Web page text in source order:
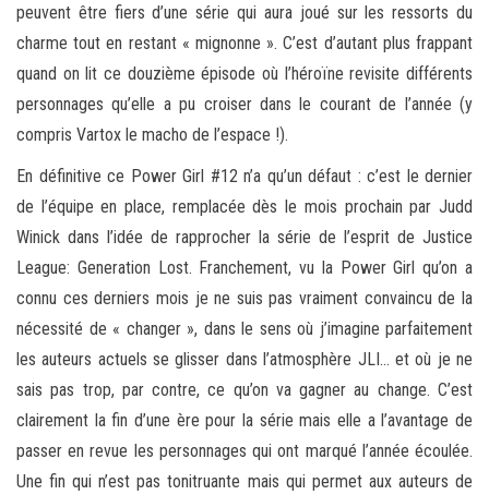
peuvent être fiers d’une série qui aura joué sur les ressorts du
charme tout en restant « mignonne ». C’est d’autant plus frappant
quand on lit ce douzième épisode où l’héroïne revisite différents
personnages qu’elle a pu croiser dans le courant de l’année (y
compris Vartox le macho de l’espace !).
En définitive ce Power Girl #12 n’a qu’un défaut : c’est le dernier
de l’équipe en place, remplacée dès le mois prochain par Judd
Winick dans l’idée de rapprocher la série de l’esprit de Justice
League: Generation Lost. Franchement, vu la Power Girl qu’on a
connu ces derniers mois je ne suis pas vraiment convaincu de la
nécessité de « changer », dans le sens où j’imagine parfaitement
les auteurs actuels se glisser dans l’atmosphère JLI… et où je ne
sais pas trop, par contre, ce qu’on va gagner au change. C’est
clairement la fin d’une ère pour la série mais elle a l’avantage de
passer en revue les personnages qui ont marqué l’année écoulée.
Une fin qui n’est pas tonitruante mais qui permet aux auteurs de